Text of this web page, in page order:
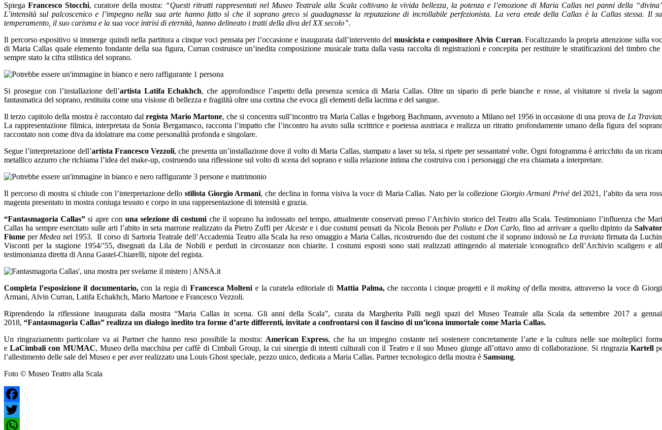
SpiegaFrancesco Stocchi, curatore della mostra: “Questi ritratti rappresentati nel Museo Teatrale alla Scala coltivano la vivida bellezza, la potenza e l’emozione di Maria Callas nei panni della
L’intensità sul palcoscenico e l’impegno nella sua arte hanno fatto sì che il soprano greco si guadagnasse la reputazione di incrollabile perfezionista. La vera erede della Callas è la Callas stessa. Il
temperamento, il suo carisma e la sua voce intrisi di eternità, hanno delineato i tratti della diva del XX secolo”.
Il percorso espositivo si immerge quindi nella partitura a cinque voci pensata per l’occasione e inaugurata dall’intervento del musicista e compositore Alvin Curran. Focalizzando la propria attenzione sulla
di Maria Callas quale elemento fondante della sua figura, Curran costruisce un’inedita composizione musicale tratta dalla vasta raccolta di registrazioni e concepita per restituire le stratificazioni del timbro che
sempre stato la cifra stilistica del soprano.
Si prosegue con l’installazione dell’artista Latifa Echakhch, che approfondisce l’aspetto della presenza scenica di Maria Callas. Oltre un sipario di perle bianche e rosse, al visitatore si rivela la
fantasmatica del soprano, restituita come una visione di bellezza e fragilità oltre una cortina che evoca gli elementi della lacrima e del sangue.
Il terzo capitolo della mostra è raccontato dalregista Mario Martone, che si concentra sull’incontro tra Maria Callas e Ingeborg Bachmann, avvenuto a Milano nel 1956 in occasione di una prova de La
La rappresentazione filmica, interpretata da Sonia Bergamasco, racconta l’impatto che l’incontro ha avuto sulla scrittrice e poetessa austriaca e realizza un ritratto profondamente umano della figura del
raccontato non come diva da idolatrare ma come personalità profonda e singolare.
Segue l’interpretazione dell’artista Francesco Vezzoli, che presenta un’installazione dove il volto di Maria Callas, stampato a laser su tela, si ripete per sessantatré volte. Ogni fotogramma è arricchito da un
metallico azzurro che richiama l’idea del make-up, costruendo una riflessione sul volto di scena del soprano e sulla relazione intima che costruiva con i personaggi che era chiamata a interpretare.
Il percorso di mostra si chiude con l’interpretazione dellostilista Giorgio Armani, che declina in forma visiva la voce di Maria Callas. Nato per la collezione Giorgio Armani Privédel 2021, l’abito da sera
magenta presentato in mostra coniuga tessuto e corpo in una rappresentazione di intensità e grazia.
“Fantasmagoria Callas” si apre con una selezione di costumi che il soprano ha indossato nel tempo, attualmente conservati presso l’Archivio storico del Teatro alla Scala. Testimoniano l’influenza che
Callas ha sempre esercitato sulle arti l’abito in seta marrone realizzato da Pietro Zuffi perAlceste e i due costumi pensati da Nicola Benois per Poliuto e Don Carlo, fino ad arrivare a quello dipinto da
Fiume per Medea nel 1953. Il corso di Sartoria Teatrale dell’Accademia Teatro alla Scala ha reso omaggio a Maria Callas, ricostruendo due dei costumi che il soprano indossò ne La traviatafirmata da
Visconti per la stagione 1954/’55, disegnati da Lila de Nobili e perduti in circostanze non chiarite. I costumi esposti sono stati realizzati attingendo al materiale iconografico dell’Archivio scaligero e
testimonianza diretta di Anna Gastel-Chiarelli, nipote del regista.
Completa l’esposizione il documentario,con la regia di Francesca Molteni e la curatela editoriale di Mattia Palma,che racconta i cinque progetti e ilmaking ofdella mostra, attraverso la voce di
Armani, Alvin Curran, Latifa Echakhch, Mario Martone e Francesco Vezzoli.
Riprendendo la riflessione inaugurata dalla mostra “Maria Callas in scena. Gli anni della Scala”, curata da Margherita Palli negli spazi del Museo Teatrale alla Scala da settembre 2017 a
2018, “Fantasmagoria Callas” realizza un dialogo inedito tra forme d’arte differenti, invitate a confrontarsi con il fascino di un’icona immortale come Maria Callas.
Un ringraziamento particolare va ai Partner che hanno reso possibile la mostra: American Express, che ha un impegno costante nel sostenere concretamente l’arte e la cultura nelle sue molteplici
eLaCimbali con MUMAC, Museo della macchina per caffè di Cimbali Group, la cui sinergia di intenti culturali con il Teatro e il suo Museo giunge all’ottavo anno di collaborazione. Si ringrazia Kartell
l’allestimento delle sale del Museo e per aver realizzato una Louis Ghost speciale, pezzo unico, dedicata a Maria Callas. Partner tecnologico della mostra è Samsung.
Foto © Museo Teatro alla Scala
Facebook
Twitter